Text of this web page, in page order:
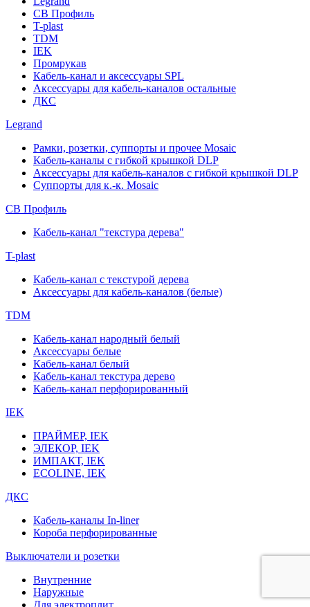
СВ Профиль
T-plast
TDM
IEK
Промрукав
Кабель-канал и аксессуары SPL
Аксессуары для кабель-каналов остальные
ДКС
Legrand
Рамки, розетки, суппорты и прочее Mosaic
Кабель-каналы с гибкой крышкой DLP
Аксессуары для кабель-каналов с гибкой крышкой DLP
Суппорты для к.-к. Mosaic
СВ Профиль
Кабель-канал "текстура дерева"
T-plast
Кабель-канал с текстурой дерева
Аксессуары для кабель-каналов (белые)
TDM
Кабель-канал народный белый
Аксессуары белые
Кабель-канал белый
Кабель-канал текстура дерево
Кабель-канал перфорированный
IEK
ПРАЙМЕР, IEK
ЭЛЕКОР, IEK
ИМПАКТ, IEK
ECOLINE, IEK
ДКС
Кабель-каналы In-liner
Короба перфорированные
Выключатели и розетки
Внутренние
Наружные
Для электроплит